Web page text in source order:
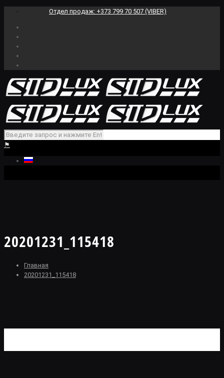
Отдел продаж: +373 799 70 507 (VIBER)
⚑
20201231_115418
Главная
20201231_115418